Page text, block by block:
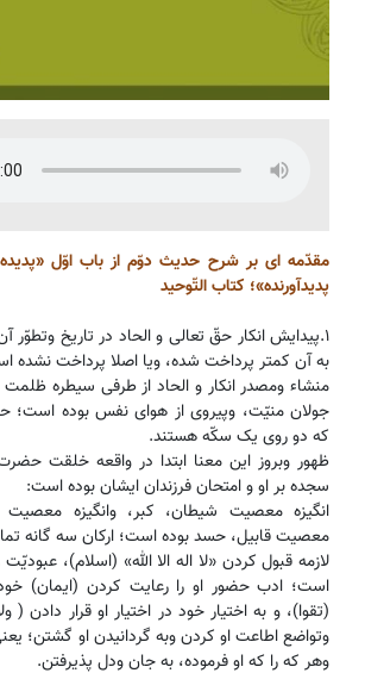
مقدّمه ای بر شرح حدیث دوّم از باب اوّل
پدیدآورنده»؛ کتاب التّوحید
۱.پیدایش انکار حقّ تعالی و الحاد در تاریخ
به آن کمتر پرداخت شده، ویا اصلا‌ پرداخت نشده
منشاء ومصدر انکار و الحاد از طرفی سیطره
جولان منیّت، وپیروی از هوای نفس بوده
که دو روی یک سکّه هستند.
ظهور وبروز این معنا ابتدا در واقعه خلقت
سجده بر او و امتحان فرزندان ایشان بوده است:
انگیزه معصیت شیطان، کبر، وانگیزه معصیت
معصیت قابیل، حسد بوده است؛ ارکان سه گانه
لازمه قبول کردن «لا اله الا الله» (اسلام)،
است؛ ادب حضور او را رعایت کردن (ایمان) خود
(تقوا)، و به اختیار خود در اختیار او قرار دادن
وتواضع اطاعت او کردن وبه گردانیدن او گشتن؛
وهر که را که او فرموده، به جان ودل پذیرفتن.